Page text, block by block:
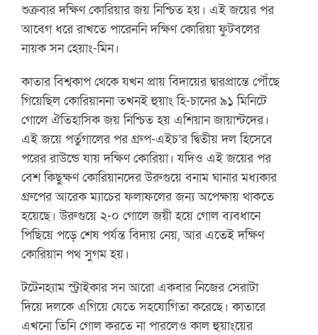
শুক্রবার দক্ষিণ কোরিয়ার জয় নিশ্চিত হয়। এই জয়ের পর
আবেগ ধরে রাখতে পারেননি দক্ষিণ কোরিয়া ফুটবলের
নায়ক সন হেয়াং-মিন।
কাতার বিশ্বকাপ থেকে যখন প্রায় বিদায়ের দ্বারপ্রান্তে পৌঁছে
গিয়েছিল কোরিয়াননা তখনই হুয়াং হি-চানের ৯১ মিনিটে
গোলে ঐতিহাসিক জয় নিশ্চিত হয় এশিয়ান জায়ান্টদের।
এই জয়ে পর্তুগালের পর গ্রুপ-এইচ’র দ্বিতীয় দল হিসেবে
পরের রাউন্ডে যায় দক্ষিণ কোরিয়া। যদিও এই জয়ের পর
বেশ কিছুক্ষণ কোরিয়ানদের উরুগুয়ে বনাম ঘানার মধ্যকার
গ্রুপের আরেক ম্যাচের ফলাফলের জন্য অপেক্ষায় থাকতে
হয়েছে। উরুগুয়ে ২-০ গোলে জয়ী হয়ে গোল ব্যবধানে
পিছিয়ে পড়ে শেষ পর্যন্ত বিদায় নেয়, আর এতেই দক্ষিণ
কোরিয়ান পথ সুগম হয়।
টটেনহ্যাম স্ট্রাইকার সন আরো একবার নিজের সেরাটা
দিয়ে দলকে এগিয়ে যেতে সহযোগিতা করেছে। কাতারে
এখনো তিনি গোল করতে না পারলেও কাল হুয়াংয়ের